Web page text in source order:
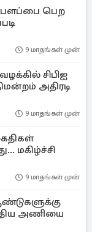
பெற
9 மாதங்கள் முன்
சிபிஐ
அதிரடி
9 மாதங்கள் முன்
மகிழ்ச்சி
9 மாதங்கள் முன்
அணியை